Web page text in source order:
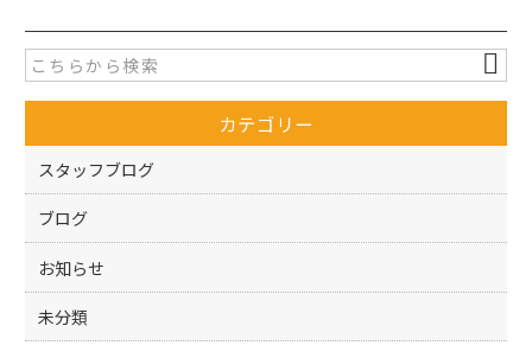
e
b
o
o
k
er
カテゴリー
スタッフブログ
ブログ
お知らせ
未分類